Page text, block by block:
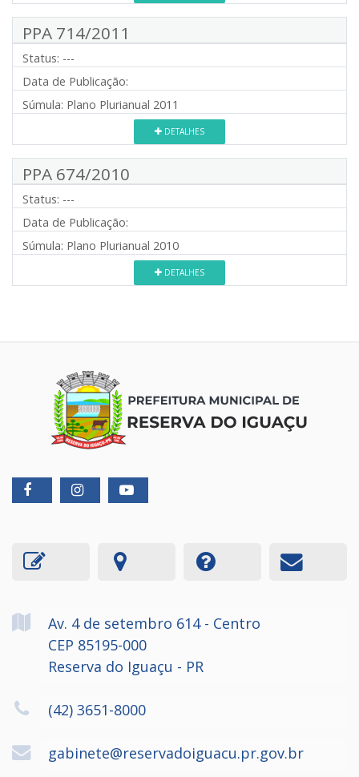
PPA 714/2011
Status: ---
Data de Publicação:
Súmula: Plano Plurianual 2011
DETALHES
PPA 674/2010
Status: ---
Data de Publicação:
Súmula: Plano Plurianual 2010
DETALHES
Av. 4 de setembro 614 - Centro
CEP 85195-000
Reserva do Iguaçu - PR
(42) 3651-8000
gabinete@reservadoiguacu.pr.gov.br